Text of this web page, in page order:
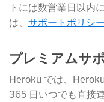
トには数営業日以内
は、 サポートポリシー
プレミアムサ
Heroku では、
365 日いつでも直接